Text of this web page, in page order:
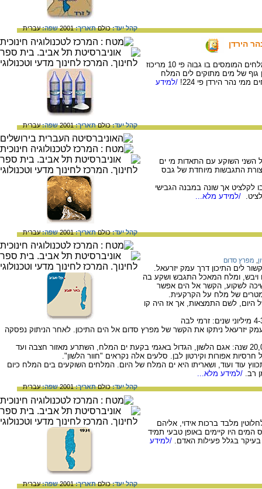
קהל יעד:כולםתאריך:2001 שפה:עברית
הירדן
ים המלח הוא המלוח באגמי העולם. ריכוז המלחים המומסים בו גבוה פי 10 מריכוז
גוף של מים מתוקים לים המלח
נהר הירדן פי 224!
/למידע
קהל יעד:כולםתאריך:2001 שפה:עברית
השני השוקע עם התאדות מי ים
התגבשות מיוחדת של גבס
לקלציט אך שונה במבנה הגבישי
/למידע מלא...
קהל יעד:כולםתאריך:2001 שפה:עברית
מפרץ סדום
קשור לים התיכון דרך עמק יזרעאל.
ויבש, ומלח המאכל התגבש ושקע בה
לשקוע, הקשר אל הים אפשר
של מלח על הקרקעית.
היום, לשם התמצאות, אך אז היה קו
2. ניתוק "מפרץ סדום" מהים התיכון: לפני כ-4-3 מיליוני שנים: זרמי לבה
יזרעאל ניתקו את הקשר של מפרץ סדום אל הים התיכון. לאחר הניתוק נפסקה
3. אגם הלשון: לפני 60,000 שנה עד לפני 20,000 שנה: אגם הלשון, הגדול באגמי בקעת ים המלח, השתרע מאזור חצבה ועד
אפורות וקירטון לבן. סלעים אלה נקראים "חוור הלשון".
עוד ועוד, ושאריתו היא ים המלח של היום. המלחים השוקעים בים המלח כיום
רב. /למידע מלא...
קהל יעד:כולםתאריך:2001 שפה:עברית
מלבד ברכות אידוי, אליהם
המים היו קיימים באופן טבעי תמיד
בגלל פעילות האדם. /למידע
קהל יעד:כולםתאריך:2001 שפה:עברית